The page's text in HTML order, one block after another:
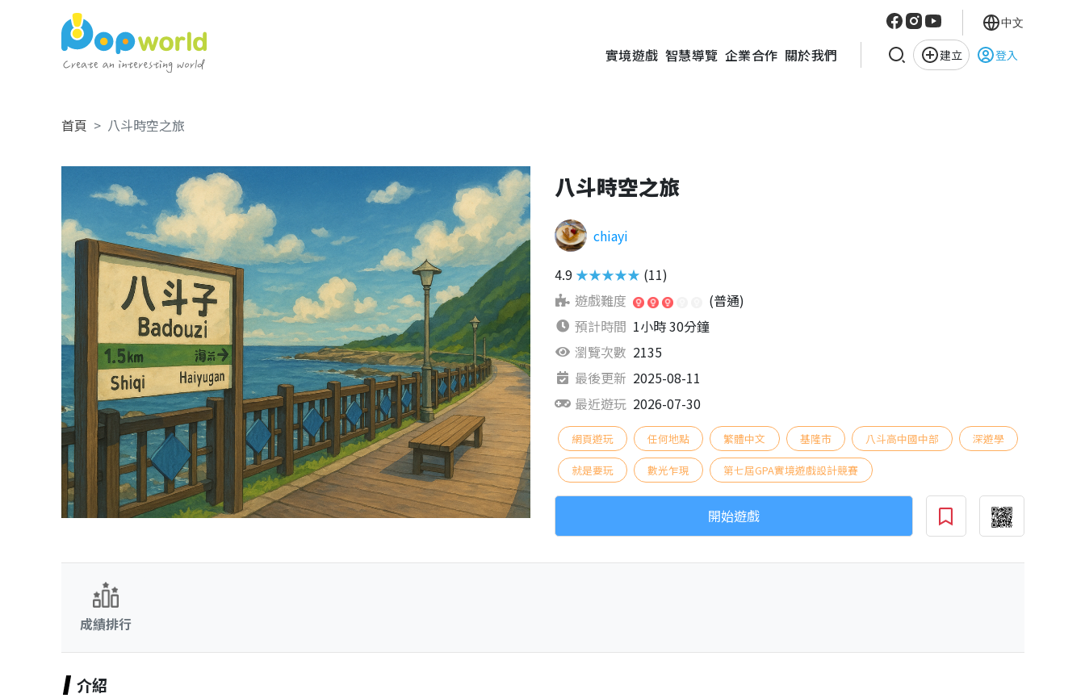
實境遊戲 智慧導覽 企業合作 關於我們 建立 登入
中文
首頁 八斗時空之旅
八斗時空之旅
chiayi
4.9 ★★★★★ (11)
遊戲難度
(普通)
預計時間 1小時 30分鐘
瀏覽次數 2135
最後更新 2025-08-11
最近遊玩 2026-07-30
網頁遊玩 任何地點 繁體中文 基隆市 八斗高中國中部 深遊學
就是要玩 數光乍現 第七屆GPA實境遊戲設計競賽
開始遊戲
成績排行
介紹